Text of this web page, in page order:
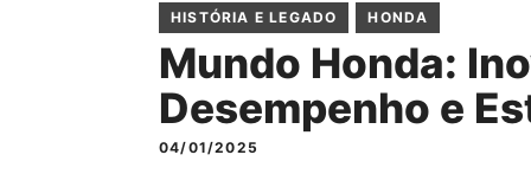
HISTÓRIA E LEGADO HONDA
Mundo Honda:
Desempenho e
04/01/2025